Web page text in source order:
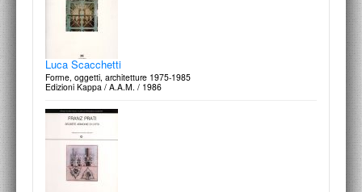
Massimo Scolari
L'architecture de l'incertitude
L’Equerre-Paris / 1981
Paolo Portoghesi
Progetti e disegni 1949-1979
Edizioni Centro Di / 1979
Dario Passi
Edizioni Kappa / A.A.M. / 1982
Franco Purini
Luca Scacchetti
Forme, oggetti, architetture 1975-1985
Edizioni Kappa / A.A.M. / 1986